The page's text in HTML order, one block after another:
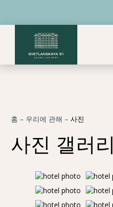
홈 – 우리에 관해 –사진
사진 갤러리